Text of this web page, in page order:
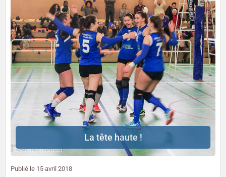
La tête haute !
Publié le 15 avril 2018